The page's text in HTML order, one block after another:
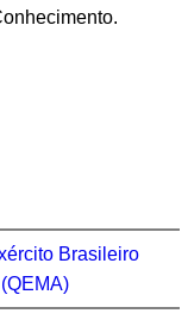
Brasileiro